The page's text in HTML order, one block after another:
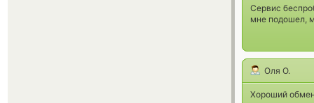
Сервис
мне подошел,
Оля О.
Хороший